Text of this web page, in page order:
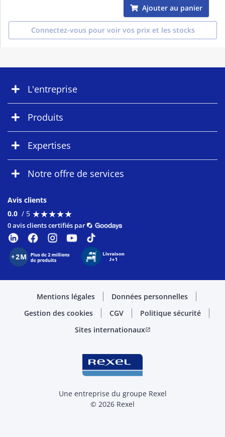
Ajouter au panier
Connectez-vous pour voir vos prix et les stocks
L'entreprise
Produits
Expertises
Notre offre de services
Avis clients
0.0 / 5 ★★★★★
★★★★★
0 avis clients certifiés par
Mentions légales
Données personnelles
Gestion des cookies
CGV
Politique sécurité
Sites internationauxopen_in_new
Une entreprise du groupe Rexel
© 2026 Rexel